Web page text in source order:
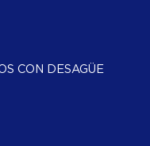
CON DESAGÜE